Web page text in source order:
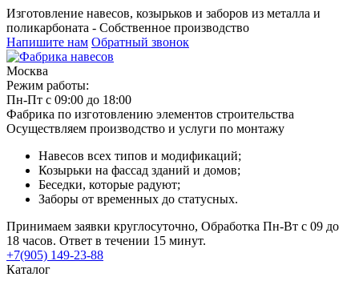
Изготовление навесов, козырьков и заборов из металла и
поликарбоната - Собственное производство
Напишите нам Обратный звонок
Москва
Режим работы:
Пн-Пт с 09:00 до 18:00
Фабрика по изготовлению элементов строительства
Осуществляем производство и услуги по монтажу
Навесов всех типов и модификаций;
Козырьки на фассад зданий и домов;
Беседки, которые радуют;
Заборы от временных до статусных.
Принимаем заявки круглосуточно, Обработка Пн-Вт с 09 до
18 часов. Ответ в течении 15 минут.
+7(905) 149-23-88
Каталог